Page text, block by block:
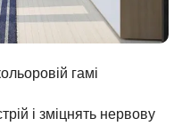
гамі
і зміцнять нервову